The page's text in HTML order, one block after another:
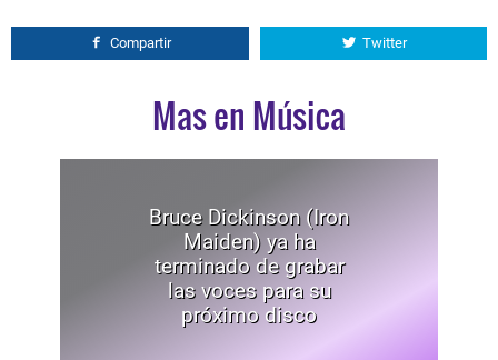
Compartir Twitter
Mas en Música
Bruce Dickinson (Iron
Maiden) ya ha
terminado de grabar
las voces para su
próximo disco